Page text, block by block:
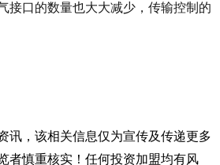
接口的数量也大大减少，传输控制的
讯，该相关信息仅为宣传及传递更多
者慎重核实！任何投资加盟均有风